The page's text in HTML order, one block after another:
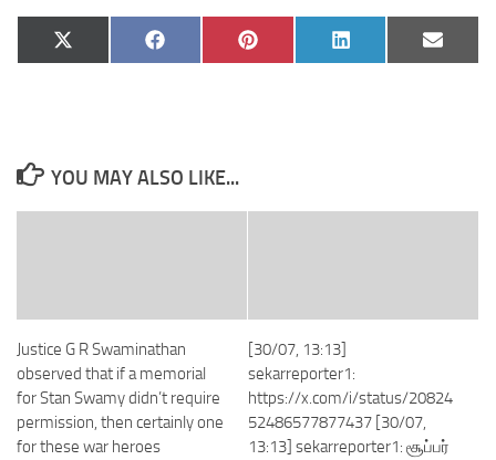
Share
on
X
(Twitter)
Share
on
Facebook
Share
on
Pinterest
Share
on
LinkedIn
Share
on
Email
YOU MAY ALSO LIKE...
Justice G R Swaminathan
observed that if a memorial
for Stan Swamy didn’t require
permission, then certainly one
for these war heroes
[30/07, 13:13]
sekarreporter1:
https://x.com/i/status/20824
52486577877437 [30/07,
13:13] sekarreporter1: சூப்பர்